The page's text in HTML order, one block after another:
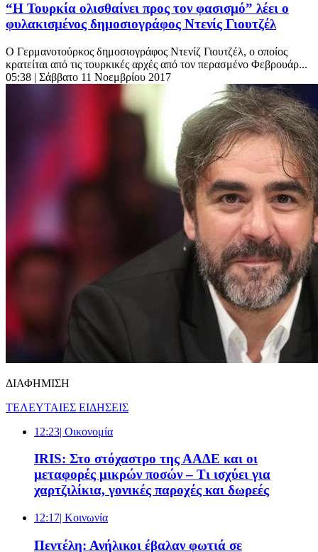
“Η Τουρκία ολισθαίνει προς τον φασισμό” λέει ο
φυλακισμένος δημοσιογράφος Ντενίς Γιουτζέλ
Ο Γερμανοτούρκος δημοσιογράφος Ντενίζ Γιουτζέλ, ο οποίος
κρατείται από τις τουρκικές αρχές από τον περασμένο Φεβρουάρ...
05:38 | Σάββατο 11 Νοεμβρίου 2017
ΔΙΑΦΗΜΙΣΗ
ΤΕΛΕΥΤΑΙΕΣ ΕΙΔΗΣΕΙΣ
12:23| Oικονομία
IRIS: Στο στόχαστρο της ΑΑΔΕ και οι
μεταφορές μικρών ποσών – Τι ισχύει για
χαρτζιλίκια, γονικές παροχές και δωρεές
12:17| Κοινωνία
Πεντέλη: Ανήλικοι έβαλαν φωτιά σε